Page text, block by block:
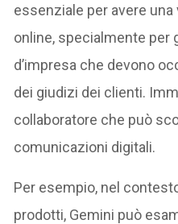
essenziale per avere
online, specialmente per
d’impresa che devono
dei giudizi dei clienti.
collaboratore che può
comunicazioni digitali.
Per esempio, nel
prodotti, Gemini può